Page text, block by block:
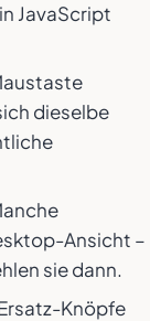
JavaScript
dieselbe
Ansicht –
sie dann.
Knöpfe